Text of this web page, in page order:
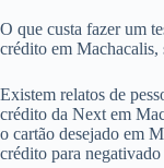
O que custa fazer um
crédito em Machacalis,
Existem relatos de
crédito da Next em
o cartão desejado em
crédito para